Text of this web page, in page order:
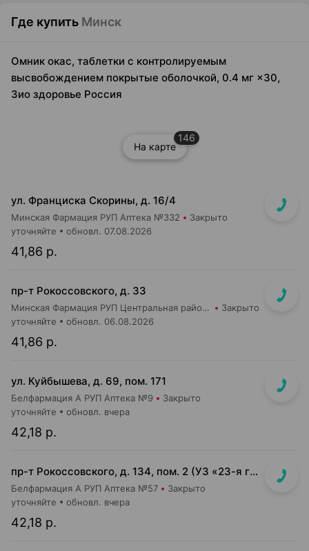
Где купить Минск
Омник окас, таблетки с контролируемым
высвобождением покрытые оболочкой, 0.4 мг ×30,
Зио здоровье Россия
На карте
146
ул. Франциска Скорины, д. 16/4
Минская Фармация РУП Аптека №332 Закрыто
41,86 р.
уточняйте обновл. 07.08.2026
пр-т Рокоссовского, д. 33
Минская Фармация РУП Центральная районная аптека №182 Закрыто
41,86 р.
уточняйте обновл. 06.08.2026
ул. Куйбышева, д. 69, пом. 171
Белфармация А РУП Аптека №9 Закрыто
42,18 р.
уточняйте обновл. вчера
пр-т Рокоссовского, д. 134, пом. 2 (УЗ «23-я городская п-ка»)
Белфармация А РУП Аптека №57 Закрыто
42,18 р.
уточняйте обновл. вчера